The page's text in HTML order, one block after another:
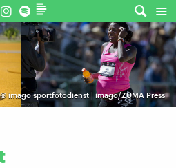
©imago sportfotodienst | imago/ZUMA Press